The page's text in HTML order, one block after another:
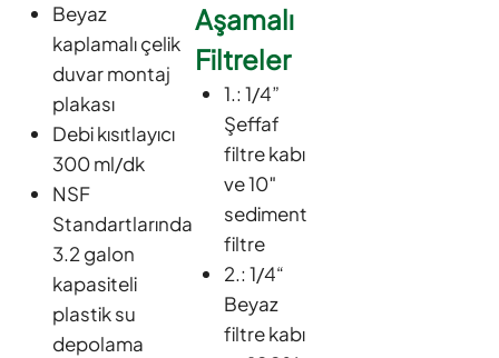
Beyaz
kaplamalı çelik
duvar montaj
plakası
Debi kısıtlayıcı
300 ml/dk
NSF
Standartlarında
3.2 galon
kapasiteli
plastik su
depolama
Aşamalı
Filtreler
1.: 1/4”
Şeffaf
filtre kabı
ve 10″
sediment
filtre
2.: 1/4“
Beyaz
filtre kabı